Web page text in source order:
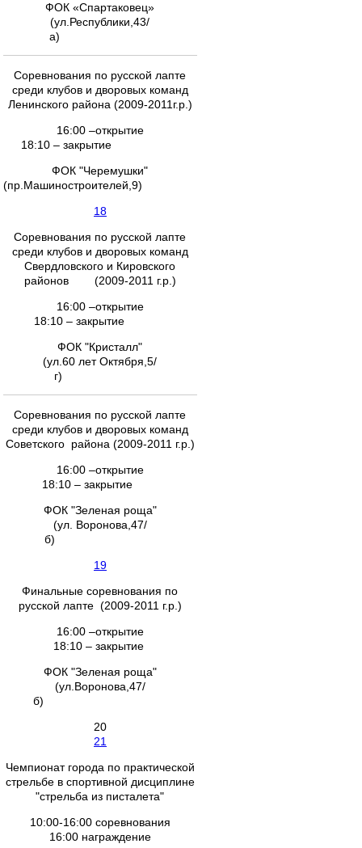
ФОК «Спартаковец»
(ул.Республики,43/
а)
Соревнования по русской лапте
среди клубов и дворовых команд
Ленинского района (2009-2011г.р.)
16:00 –открытие
18:10 – закрытие
ФОК "Черемушки"
(пр.Машиностроителей,9)
18
Соревнования по русской лапте
среди клубов и дворовых команд
Свердловского и Кировского
районов (2009-2011 г.р.)
16:00 –открытие
18:10 – закрытие
ФОК "Кристалл"
(ул.60 лет Октября,5/
г)
Соревнования по русской лапте
среди клубов и дворовых команд
Советского района (2009-2011 г.р.)
16:00 –открытие
18:10 – закрытие
ФОК "Зеленая роща"
(ул. Воронова,47/
б)
19
Финальные соревнования по
русской лапте (2009-2011 г.р.)
16:00 –открытие
18:10 – закрытие
ФОК "Зеленая роща"
(ул.Воронова,47/
б)
20
21
Чемпионат города по практической
стрельбе в спортивной дисциплине
"стрельба из писталета"
10:00-16:00 соревнования
16:00 награждение